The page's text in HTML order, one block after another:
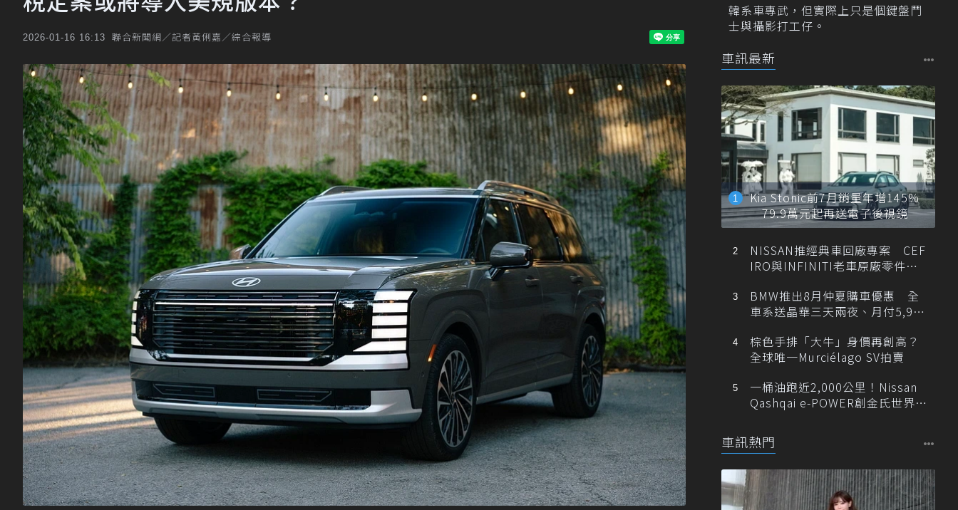
2026-01-16 16:13 聯合新聞網／記者黃俐嘉／綜合報導
韓系車專武，但實際上只是個鍵盤鬥
士與攝影打工仔。
車訊最新
Kia Stonic前7月銷量年增145%
79.9萬元起再送電子後視鏡
NISSAN推經典車回廠專案 CEF
IRO與INFINITI老車原廠零件最
BMW推出8月仲夏購車優惠 全
車系送晶華三天兩夜、月付5,900
棕色手排「大牛」身價再創高？
全球唯一Murciélago SV拍賣
一桶油跑近2,000公里！Nissan
Qashqai e-POWER創金氏世界紀
車訊熱門